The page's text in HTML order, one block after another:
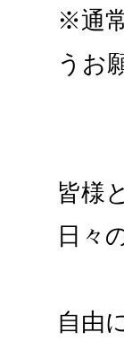
※通
うお
皆様
日々
自由